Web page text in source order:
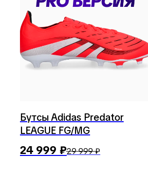
Бутсы Adidas Predator
LEAGUE FG/MG
24 999 ₽29 999₽